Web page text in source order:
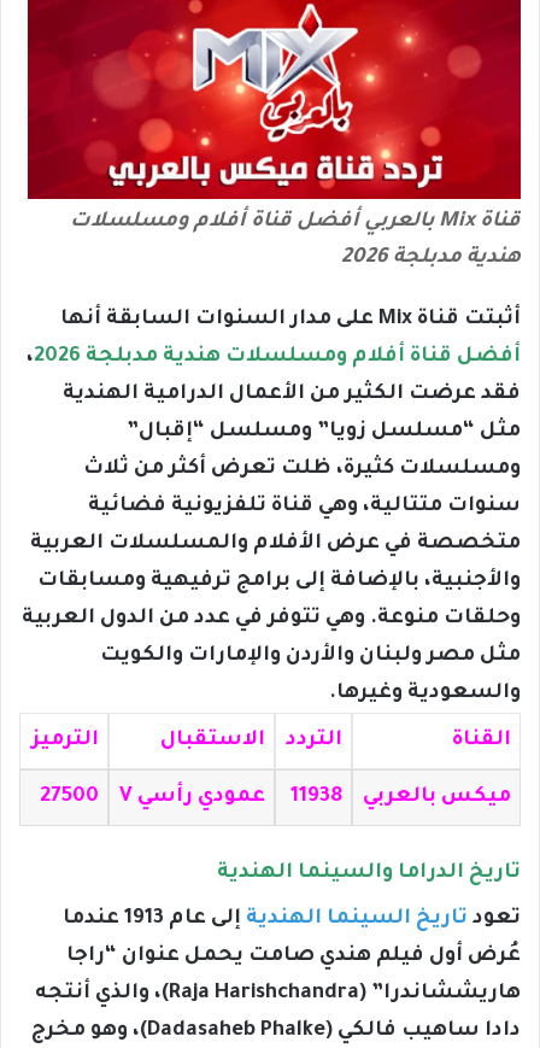
قناة Mix بالعربي أفضل قناة أفلام ومسلسلات
هندية مدبلجة 2026
أثبتت قناة Mix على مدار السنوات السابقة أنها
أفضل قناة أفلام ومسلسلات هندية مدبلجة 2026
،
فقد عرضت الكثير من الأعمال الدرامية الهندية
مثل “مسلسل زويا” ومسلسل “إقبال”
ومسلسلات كثيرة، ظلت تعرض أكثر من ثلاث
سنوات متتالية، وهي قناة تلفزيونية فضائية
متخصصة في عرض الأفلام والمسلسلات العربية
والأجنبية، بالإضافة إلى برامج ترفيهية ومسابقات
وحلقات منوعة. وهي تتوفر في عدد من الدول العربية
مثل مصر ولبنان والأردن والإمارات والكويت
والسعودية وغيرها.
القناة التردد الاستقبال الترميز
ميكس بالعربي 11938 عمودي رأسي V 27500
تاريخ الدراما والسينما الهندية
تعود تاريخ السينما الهندية
إلى عام 1913 عندما
عُرض أول فيلم هندي صامت يحمل عنوان “راجا
هاريششاندرا” (Raja Harishchandra)، والذي أنتجه
دادا ساهيب فالكي (Dadasaheb Phalke)، وهو مخرج